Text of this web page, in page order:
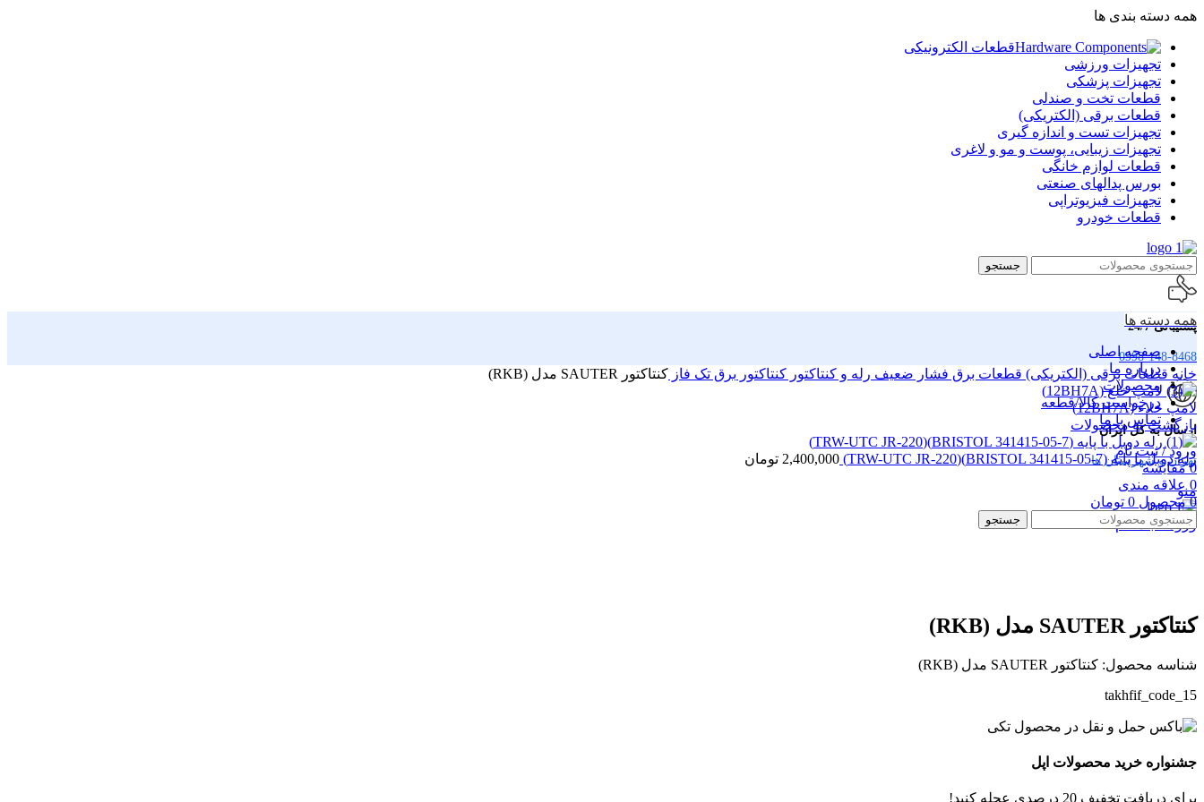
همه دسته بندی ها
قطعات الکترونیکی
تجهیزات ورزشی
تجهیزات پزشکی
قطعات تخت و صندلی
قطعات برقی (الکتریکی)
تجهیزات تست و اندازه گیری
تجهیزات زیبایی، پوست و مو و لاغری
قطعات لوازم خانگی
بورس پدالهای صنعتی
تجهیزات فیزیوتراپی
قطعات خودرو
جستجو
پشتیبانی 24/7
0998-148-8468
ارسال به کل ایران
تهران و شهرستان ها
منو
ورود / ثبت نام
همه دسته ها
صفحه اصلی
درباره ما
محصولات
درخواست کالا/قطعه
تماس با ما
ورود / ثبت نام
0 مقایسه
0 علاقه مندی
0 محصول 0 تومان
جستجو
خانه قطعات برقی (الکتریکی) قطعات برق فشار ضعیف رله و کنتاکتور کنتاکتور برق تک فاز کنتاکتور SAUTER مدل (RKB)
لامپ خلاء (12BH7A)
بازگشت به محصولات
رله دوبل با پایه (BRISTOL 341415-05-7)(TRW-UTC JR-220) 2,400,000 تومان
کنتاکتور SAUTER مدل (RKB)
شناسه محصول: کنتاکتور SAUTER مدل (RKB)
takhfif_code_15
جشنواره خرید محصولات اپل
برای دریافت تخفیف 20 درصدی عجله کنید!